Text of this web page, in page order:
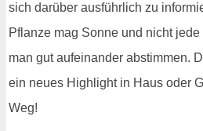
sich darüber ausführlich zu
Pflanze mag Sonne und nicht
man gut aufeinander abstimmen.
ein neues Highlight in Haus oder
Weg!